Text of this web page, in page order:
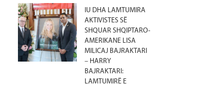
IU DHA LAMTUMIRA
AKTIVISTES SË
SHQUAR SHQIPTARO-
AMERIKANE LISA
MILICAJ BAJRAKTARI
– HARRY
BAJRAKTARI:
LAMTUMIRË E